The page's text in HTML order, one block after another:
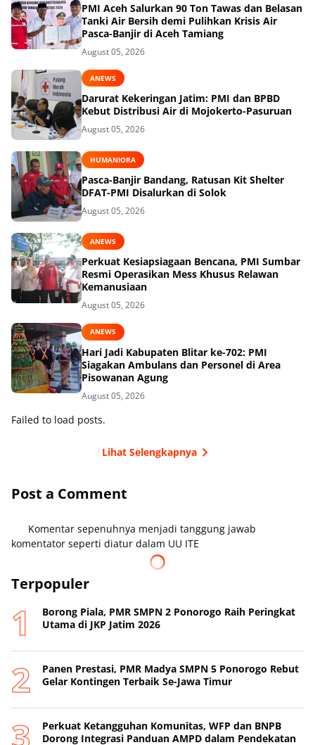
PMI Aceh Salurkan 90 Ton Tawas dan Belasan
Tanki Air Bersih demi Pulihkan Krisis Air
Pasca-Banjir di Aceh Tamiang
August 05, 2026
ANEWS
Darurat Kekeringan Jatim: PMI dan BPBD
Kebut Distribusi Air di Mojokerto-Pasuruan
August 05, 2026
HUMANIORA
Pasca-Banjir Bandang, Ratusan Kit Shelter
DFAT-PMI Disalurkan di Solok
August 05, 2026
ANEWS
Perkuat Kesiapsiagaan Bencana, PMI Sumbar
Resmi Operasikan Mess Khusus Relawan
Kemanusiaan
August 05, 2026
ANEWS
Hari Jadi Kabupaten Blitar ke-702: PMI
Siagakan Ambulans dan Personel di Area
Pisowanan Agung
August 05, 2026
Failed to load posts.
Lihat Selengkapnya
Post a Comment
Komentar sepenuhnya menjadi tanggung jawab
komentator seperti diatur dalam UU ITE
Terpopuler
Borong Piala, PMR SMPN 2 Ponorogo Raih Peringkat
Utama di JKP Jatim 2026
Panen Prestasi, PMR Madya SMPN 5 Ponorogo Rebut
Gelar Kontingen Terbaik Se-Jawa Timur
Perkuat Ketangguhan Komunitas, WFP dan BNPB
Dorong Integrasi Panduan AMPD dalam Pendekatan